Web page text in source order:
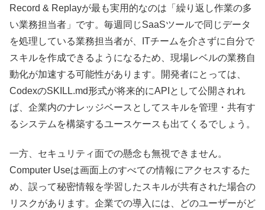
Record & Replayが最も実用的なのは「繰り返し作業の多
い業務担当者」です。毎週同じSaaSツールで同じデータ
を処理している業務担当者が、ITチームを介さずに自分で
スキルを作成できるようになるため、現場レベルの業務自
動化が加速する可能性があります。開発者にとっては、
CodexのSKILL.md形式が将来的にAPIとして公開されれ
ば、企業内のナレッジベースとしてスキルを管理・共有す
るシステムを構築するユースケースも出てくるでしょう。
一方、セキュリティ面での懸念も無視できません。
Computer Useは画面上のすべての情報にアクセスするた
め、誤って秘密情報を学習したスキルが共有された場合の
リスクがあります。企業での導入には、どのユーザーがど